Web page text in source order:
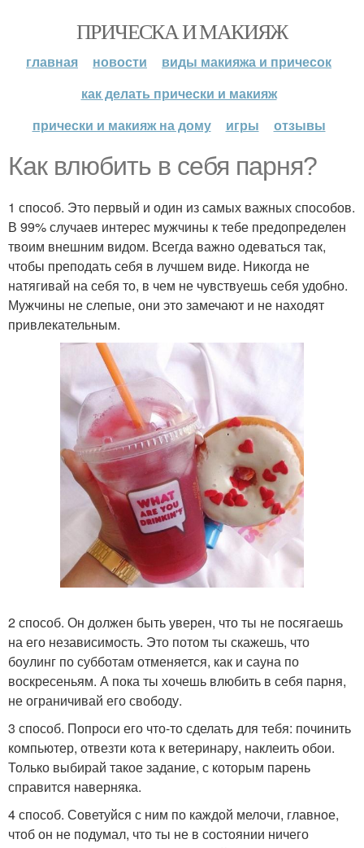
ПРИЧЕСКА И МАКИЯЖ
главная новости
виды макияжа и причесок
как делать прически и макияж
прически и макияж на дому
игры отзывы
Как влюбить в себя парня?
1 способ. Это первый и один из самых важных способов.
В 99% случаев интерес мужчины к тебе предопределен
твоим внешним видом. Всегда важно одеваться так,
чтобы преподать себя в лучшем виде. Никогда не
натягивай на себя то, в чем не чувствуешь себя удобно.
Мужчины не слепые, они это замечают и не находят
привлекательным.
2 способ. Он должен быть уверен, что ты не посягаешь
на его независимость. Это потом ты скажешь, что
боулинг по субботам отменяется, как и сауна по
воскресеньям. А пока ты хочешь влюбить в себя парня,
не ограничивай его свободу.
3 способ. Попроси его что-то сделать для тебя: починить
компьютер, отвезти кота к ветеринару, наклеить обои.
Только выбирай такое задание, с которым парень
справится наверняка.
4 способ. Советуйся с ним по каждой мелочи, главное,
чтоб он не подумал, что ты не в состоянии ничего